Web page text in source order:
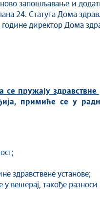
запошљавање и
24. Статута Дома
директор Дома
пружају здравствне
примиће се у
здравствене установе;
вешерај, такође